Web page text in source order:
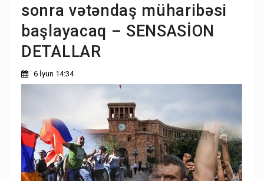
sonra vətəndaş müharibəsi
başlayacaq – SENSASİON
DETALLAR
6 İyun 14:34